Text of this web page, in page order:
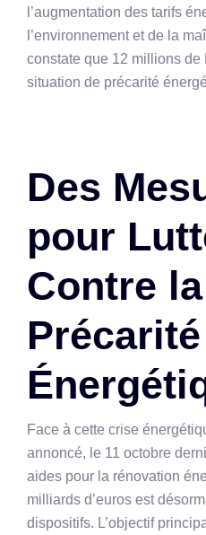
l’augmentation des tarifs
l’environnement et de la
constate que 12 millions de
situation de précarité
Des
pour
Contre la
Précarité
Face à cette crise
annoncé, le 11 octobre
aides pour la rénovation
milliards d’euros est
dispositifs. L’objectif